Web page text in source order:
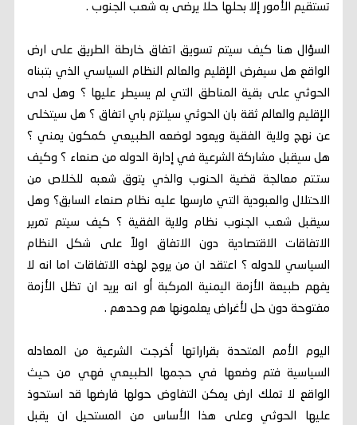
تستقيم الأمور إلا بحلها حلا يرضى به شعب الجنوب .
السؤال هنا كيف سيتم تسويق اتفاق خارطة الطريق على ارض
الواقع هل سيفرض الإقليم والعالم النظام السياسي الذي بتبناه
الحوثي على بقية المناطق التي لم يسيطر عليها ؟ وهل لدى
الإقليم والعالم ثقة بان الحوثي سيلتزم باي اتفاق ؟ هل سيتخلى
عن نهج ولاية الفقية ويعود لوضعه الطبيعي كمكون يمني ؟
هل سيقبل مشاركة الشرعية في إدارة الدوله من صنعاء ؟ وكيف
ستتم معالجة قضية الحنوب والذي يتوق شعبه للخلاص من
الاحتلال والعبودية التي مارسها عليه نظام صنعاء السابق؟ وهل
سيقبل شعب الجنوب نظام ولاية الفقية ؟ كيف سيتم تمرير
الاتفاقات الاقتصادية دون الاتفاق اولاً على شكل النظام
السياسي للدوله ؟ اعتقد ان من يروج لهذه الاتفاقات اما انه لا
يفهم طبيعة الأزمة اليمنية المركبة أو انه يريد ان تظل الأزمة
مفتوحة دون حل لأغراض يعلمونها هم وحدهم .
اليوم الأمم المتحدة بقراراتها أخرجت الشرعية من المعادله
السياسية فتم وضعها في حجمها الطبيعي فهي من حيث
الواقع لا تملك ارض يمكن التفاوض حولها فارضها قد استحوذ
عليها الحوثي وعلى هذا الأساس من المستحيل ان يقبل